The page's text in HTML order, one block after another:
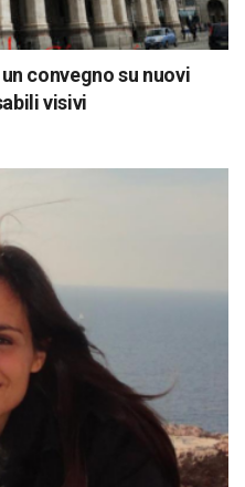
convegno su nuovi
visivi